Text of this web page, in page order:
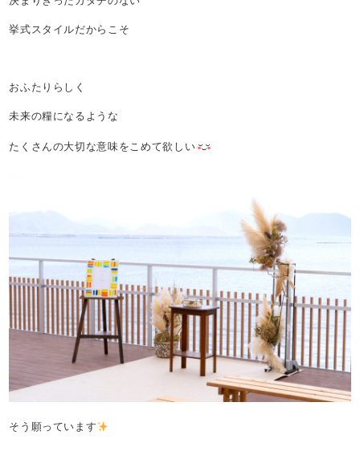
挙式スタイルだからこそ
おふたりらしく
未来の糧になるような
たくさんの大切な意味をこめて欲しい
そう願っています